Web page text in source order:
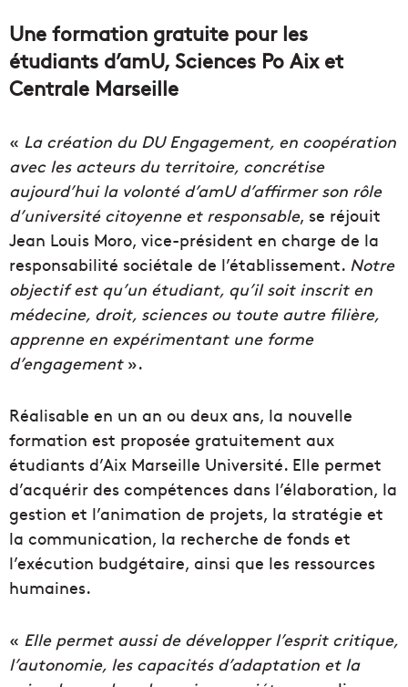
Une formation gratuite pour les
étudiants d’amU, Sciences Po Aix et
Centrale Marseille
« La création du DU Engagement, en coopération
avec les acteurs du territoire, concrétise
aujourd’hui la volonté d’amU d’affirmer son rôle
d’université citoyenne et responsable, se réjouit
Jean Louis Moro, vice-président en charge de la
responsabilité sociétale de l’établissement. Notre
objectif est qu’un étudiant, qu’il soit inscrit en
médecine, droit, sciences ou toute autre filière,
apprenne en expérimentant une forme
d’engagement».
Réalisable en un an ou deux ans, la nouvelle
formation est proposée gratuitement aux
étudiants d’Aix Marseille Université. Elle permet
d’acquérir des compétences dans l’élaboration, la
gestion et l’animation de projets, la stratégie et
la communication, la recherche de fonds et
l’exécution budgétaire, ainsi que les ressources
humaines.
« Elle permet aussi de développer l’esprit critique,
l’autonomie, les capacités d’adaptation et la